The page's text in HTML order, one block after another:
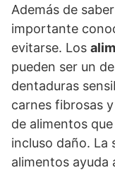
Además de
importante
evitarse. Los
pueden ser un
dentaduras
carnes fibrosas
de alimentos
incluso daño. La
alimentos ayuda